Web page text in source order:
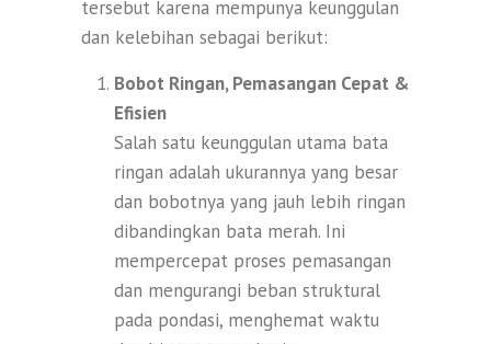
tersebut karena mempunya keunggulan
dan kelebihan sebagai berikut:
Bobot Ringan, Pemasangan Cepat &
Efisien
Salah satu keunggulan utama bata
ringan adalah ukurannya yang besar
dan bobotnya yang jauh lebih ringan
dibandingkan bata merah. Ini
mempercepat proses pemasangan
dan mengurangi beban struktural
pada pondasi, menghemat waktu